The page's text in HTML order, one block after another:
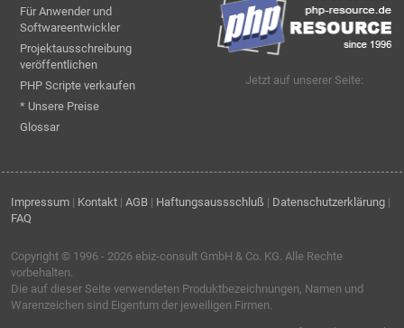
Für Anwender und
Softwareentwickler
Projektausschreibung
veröffentlichen
PHP Scripte verkaufen
* Unsere Preise
Glossar
Jetzt auf unserer Seite:
Impressum | Kontakt | AGB | Haftungsaussschluß | Datenschutzerklärung |
FAQ
Copyright © 1996 - 2026 ebiz-consult GmbH & Co. KG . Alle Rechte
vorbehalten.
Die auf dieser Seite verwendeten Produktbezeichnungen, Namen und
Warenzeichen sind Eigentum der jeweiligen Firmen.